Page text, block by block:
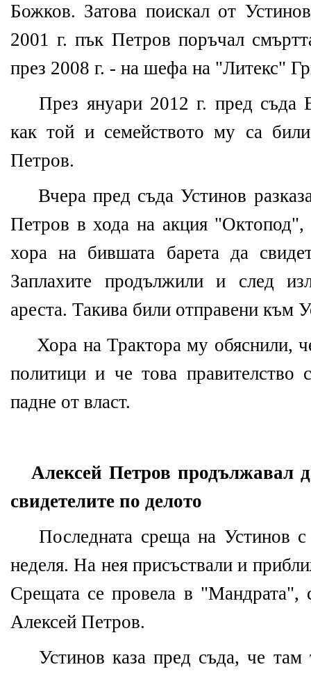
Божков. Затова поискал от
2001 г. пък Петров поръчал
през 2008 г. - на шефа на "Литекс"
През януари 2012 г. пред съда
как той и семейството му са
Петров.
Вчера пред съда Устинов
Петров в хода на акция
хора на бившата барета да
Заплахите продължили и след
ареста. Такива били отправени към
Хора на Трактора му обяснили,
политици и че това правителство
падне от власт.
Алексей Петров продължавал
свидетелите по делото
Последната среща на Устинов
неделя. На нея присъствали и
Срещата се провела в "Мандрата",
Алексей Петров.
Устинов каза пред съда, че